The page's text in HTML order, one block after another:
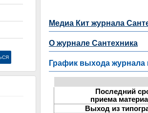
Медиа Кит журнала
О журнале Сантехника
График выхода журнала
Последний
приема
Выход из